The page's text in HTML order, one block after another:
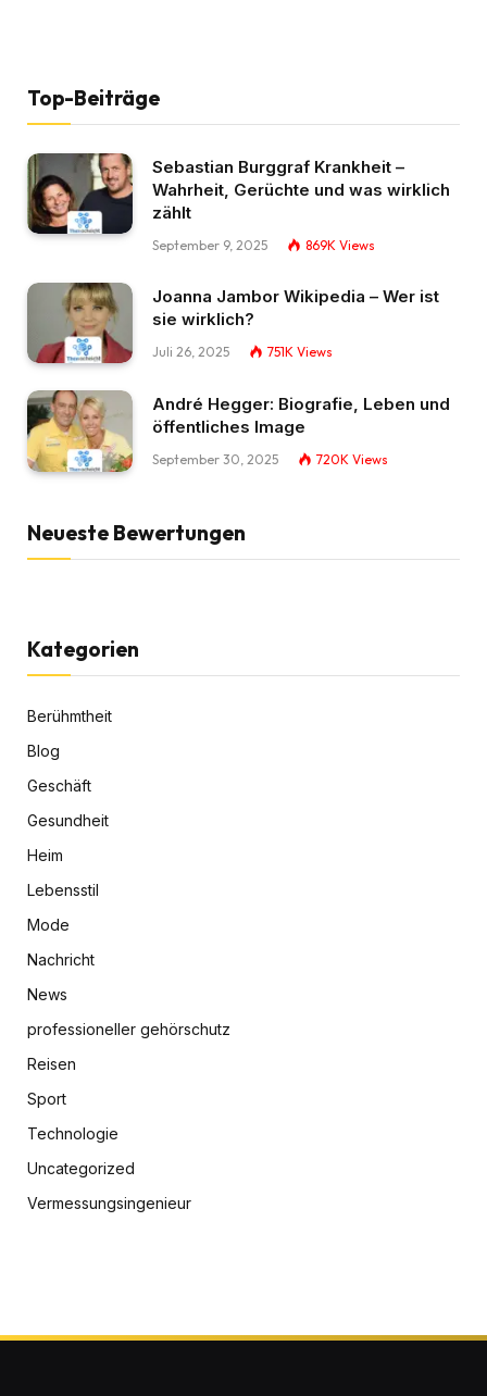
Top-Beiträge
Sebastian Burggraf Krankheit –
Wahrheit, Gerüchte und was wirklich
zählt
September 9, 2025 869K Views
Joanna Jambor Wikipedia – Wer ist
sie wirklich?
Juli 26, 2025 751K Views
André Hegger: Biografie, Leben und
öffentliches Image
September 30, 2025 720K Views
Neueste Bewertungen
Kategorien
Berühmtheit
Blog
Geschäft
Gesundheit
Heim
Lebensstil
Mode
Nachricht
News
professioneller gehörschutz
Reisen
Sport
Technologie
Uncategorized
Vermessungsingenieur